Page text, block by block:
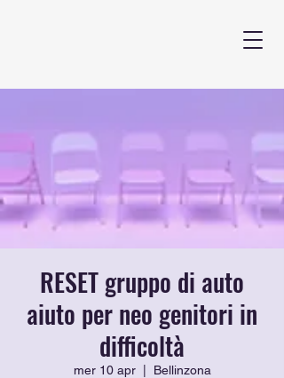
RESET gruppo di auto
aiuto per neo genitori in
difficoltà
mer 10 apr
  |
Bellinzona